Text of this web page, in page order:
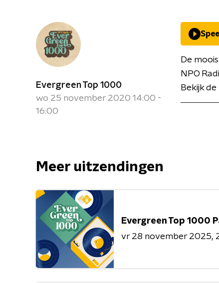
Evergreen Top 1000
wo 25 november 2020 14:00 -
16:00
De
NPO
Bekijk
Meer uitzendingen
Evergreen Top 1000
vr 28 november 2025